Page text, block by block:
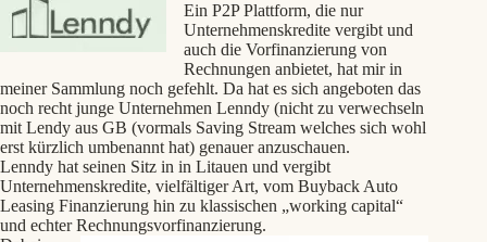
Ein P2P Plattform, die nur
Unternehmenskredite vergibt und
auch die Vorfinanzierung von
Rechnungen anbietet, hat mir in
meiner Sammlung noch gefehlt. Da hat es sich angeboten das
noch recht junge Unternehmen Lenndy (nicht zu verwechseln
mit Lendy aus GB (vormals Saving Stream welches sich wohl
erst kürzlich umbenannt hat) genauer anzuschauen.
Lenndy hat seinen Sitz in in Litauen und vergibt
Unternehmenskredite, vielfältiger Art, vom Buyback Auto
Leasing Finanzierung hin zu klassischen „working capital“
und echter Rechnungsvorfinanzierung.